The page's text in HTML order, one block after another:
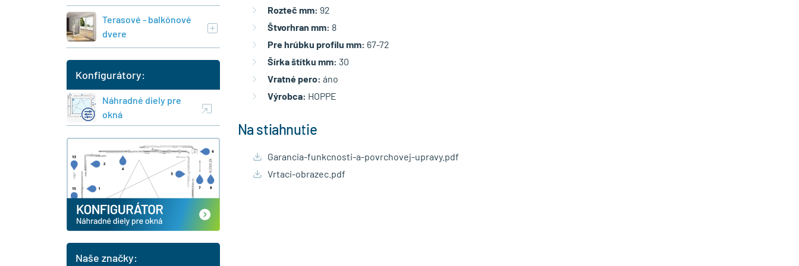
Rozteč mm: 92
Štvorhran mm: 8
Pre hrúbku profilu mm: 67-72
Šírka štítku mm: 30
Vratné pero: áno
Výrobca: HOPPE
Na stiahnutie
Garancia-funkcnosti-a-povrchovej-upravy.pdf
Vrtaci-obrazec.pdf
Terasové - balkónové
dvere
Konfigurátory:
Náhradné diely pre
okná
Naše značky: